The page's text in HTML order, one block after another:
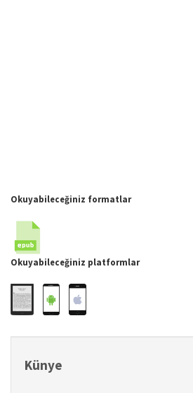
Okuyabileceğiniz formatlar
Okuyabileceğiniz platformlar
Künye